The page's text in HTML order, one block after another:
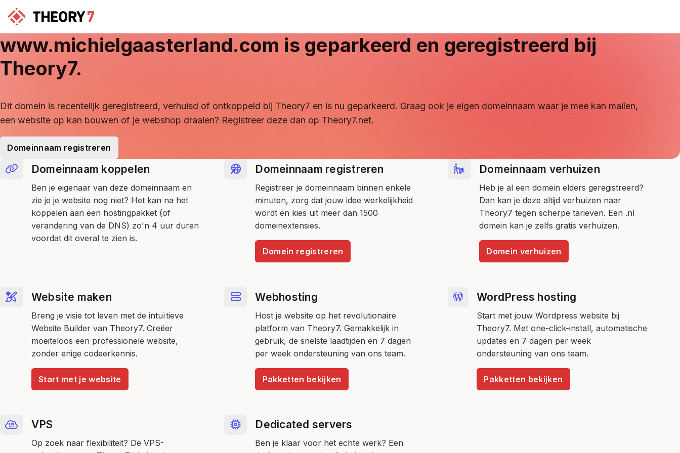
www.michielgaasterland.com is geparkeerd en geregistreerd bij
Theory7.
Dit domein is recentelijk geregistreerd, verhuisd of ontkoppeld bij Theory7 en is nu geparkeerd. Graag ook je eigen domeinnaam waar je mee kan mailen,
een website op kan bouwen of je webshop draaien? Registreer deze dan op Theory7.net.
Domeinnaam registreren
Domeinnaam koppelen
Ben je eigenaar van deze domeinnaam en
zie je je website nog niet? Het kan na het
koppelen aan een hostingpakket (of
verandering van de DNS) zo'n 4 uur duren
voordat dit overal te zien is.
Domeinnaam registreren
Registreer je domeinnaam binnen enkele
minuten, zorg dat jouw idee werkelijkheid
wordt en kies uit meer dan 1500
domeinextensies.
Domein registreren
Domeinnaam verhuizen
Heb je al een domein elders geregistreerd?
Dan kan je deze altijd verhuizen naar
Theory7 tegen scherpe tarieven. Een .nl
domein kan je zelfs gratis verhuizen.
Domein verhuizen
Website maken
Breng je visie tot leven met de intuïtieve
Website Builder van Theory7. Creëer
moeiteloos een professionele website,
zonder enige codeerkennis.
Start met je website
Webhosting
Host je website op het revolutionaire
platform van Theory7. Gemakkelijk in
gebruik, de snelste laadtijden en 7 dagen
per week ondersteuning van ons team.
Pakketten bekijken
WordPress hosting
Start met jouw Wordpress website bij
Theory7. Met one-click-install, automatische
updates en 7 dagen per week
ondersteuning van ons team.
Pakketten bekijken
VPS
Op zoek naar flexibiliteit? De VPS-
Dedicated servers
Ben je klaar voor het echte werk? Een